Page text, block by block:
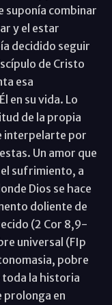
suponía combinar
y el estar
decidido seguir
de Cristo
esa
en su vida. Lo
de la propia
interpelarte por
Un amor que
sufrimiento, a
Dios se hace
doliente de
(2 Cor 8,9-
universal (FIp
pobre
toda la historia
prolonga en